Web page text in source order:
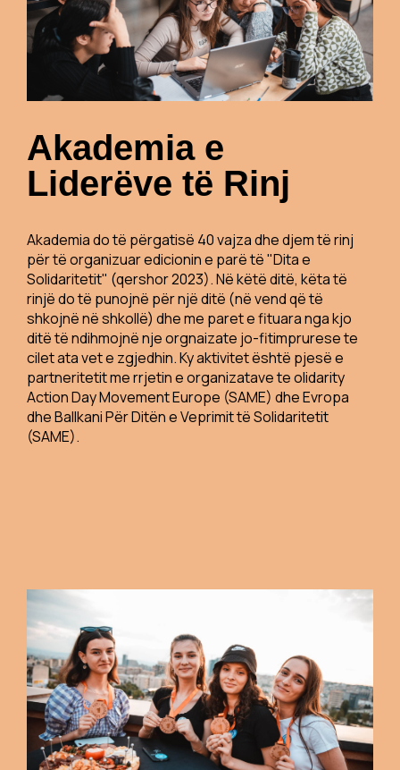
Akademia e
Liderëve të Rinj
Akademia do të përgatisë 40 vajza dhe djem të rinj
për të organizuar edicionin e parë të "Dita e
Solidaritetit" (qershor 2023). Në këtë ditë, këta të
rinjë do të punojnë për një ditë (në vend që të
shkojnë në shkollë) dhe me paret e fituara nga kjo
ditë të ndihmojnë nje orgnaizate jo-fitimprurese te
cilet ata vet e zgjedhin. Ky aktivitet është pjesë e
partneritetit me rrjetin e organizatave te olidarity
Action Day Movement Europe (SAME) dhe Evropa
dhe Ballkani Për Ditën e Veprimit të Solidaritetit
(SAME).